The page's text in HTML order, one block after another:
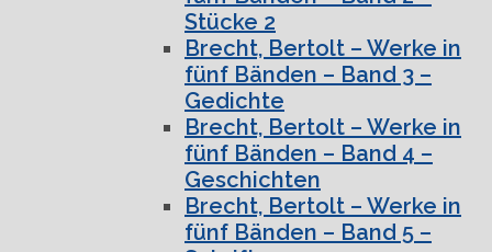
Stücke 2
Brecht, Bertolt – Werke in
fünf Bänden – Band 3 –
Gedichte
Brecht, Bertolt – Werke in
fünf Bänden – Band 4 –
Geschichten
Brecht, Bertolt – Werke in
fünf Bänden – Band 5 –